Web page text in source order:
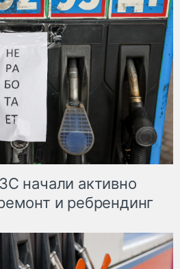
начали активно
и ребрендинг